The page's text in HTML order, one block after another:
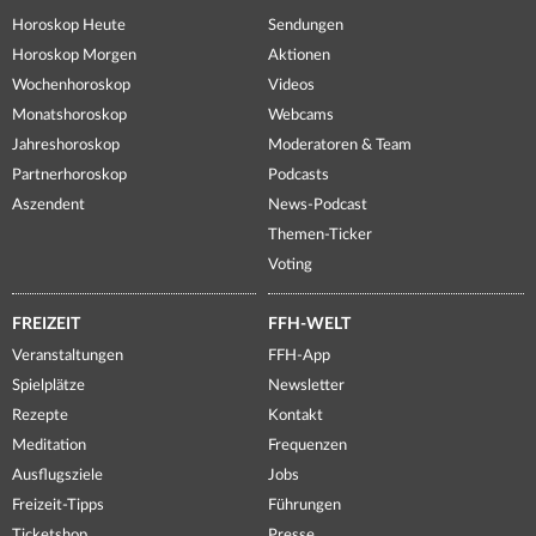
Horoskop Heute
Horoskop Morgen
Wochenhoroskop
Monatshoroskop
Jahreshoroskop
Partnerhoroskop
Aszendent
Sendungen
Aktionen
Videos
Webcams
Moderatoren & Team
Podcasts
News-Podcast
Themen-Ticker
Voting
FREIZEIT
Veranstaltungen
Spielplätze
Rezepte
Meditation
Ausflugsziele
Freizeit-Tipps
FFH-WELT
FFH-App
Newsletter
Kontakt
Frequenzen
Jobs
Führungen